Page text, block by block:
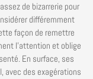
de bizarrerie pour
différemment
façon de remettre
l’attention et oblige
En surface, ses
avec des exagérations